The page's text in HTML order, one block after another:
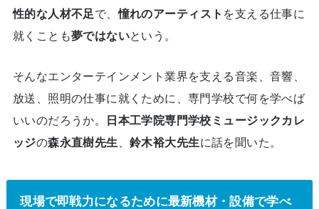
性的な人材不足で、憧れのアーティスト を支える仕事に
就くことも夢ではないという。
そんなエンターテインメント業界を支える音楽、音響、
放送、照明の仕事に就くために、専門学校で何を学べば
いいのだろうか。
日本工学院専門学校ミュージックカレ
ッジの森永直樹先生、鈴木裕大先生に話を聞いた。
現場で即戦力になるために最新機材・設備で学べ